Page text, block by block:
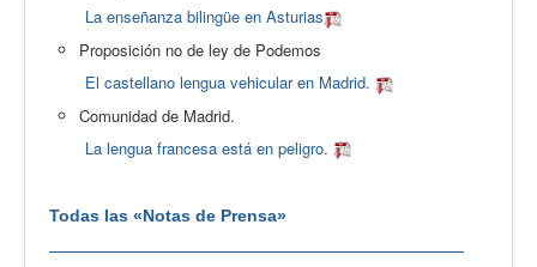
La enseñanza bilingüe en Asturias
Proposición no de ley de Podemos
El castellano lengua vehicular en Madrid.
Comunidad de Madrid.
La lengua francesa está en peligro.
Todas las «Notas de Prensa»